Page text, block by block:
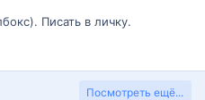
Писать в личку.
Посмотреть ещё...